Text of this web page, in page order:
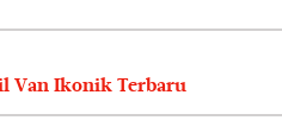
Van Ikonik Terbaru